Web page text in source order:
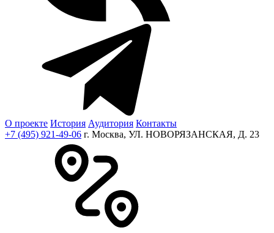
О проекте История Аудитория Контакты
+7 (495) 921-49-06 г. Москва, УЛ. НОВОРЯЗАНСКАЯ, Д. 23